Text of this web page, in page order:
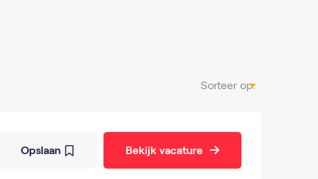
Sorteer op:
Opslaan Bekijk vacature